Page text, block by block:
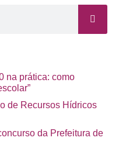
na prática: como
de Recursos Hídricos
da Prefeitura de